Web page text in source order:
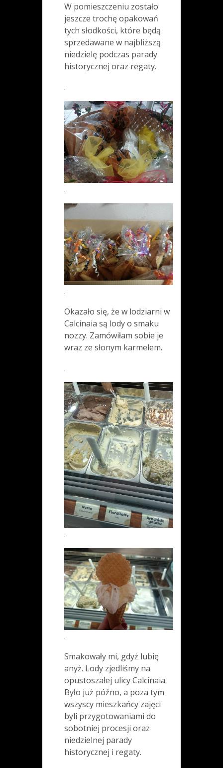
W pomieszczeniu zostało
jeszcze trochę opakowań
tych słodkości, które będą
sprzedawane w najbliższą
niedzielę podczas parady
historycznej oraz regaty.
.
.
.
Okazało się, że w lodziarni w
Calcinaia są lody o smaku
nozzy. Zamówiłam sobie je
wraz ze słonym karmelem.
.
.
.
Smakowały mi, gdyż lubię
anyż. Lody zjedliśmy na
opustoszałej ulicy Calcinaia.
Było już późno, a poza tym
wszyscy mieszkańcy zajęci
byli przygotowaniami do
sobotniej procesji oraz
niedzielnej parady
historycznej i regaty.